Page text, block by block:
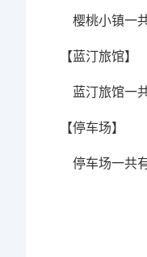
樱桃小镇一
【蓝汀旅馆】
蓝汀旅馆一
【停车场】
停车场一共